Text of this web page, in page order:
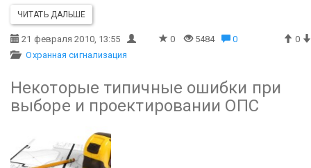
ЧИТАТЬ ДАЛЬШЕ
21 февраля 2010, 13:55 0 5484 0
0
Охранная сигнализация
Некоторые типичные ошибки при
выборе и проектировании ОПС